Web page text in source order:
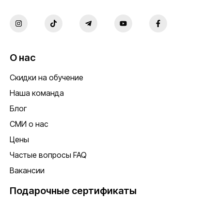
О нас
Скидки на обучение
Наша команда
Блог
СМИ о нас
Цены
Частые вопросы FAQ
Вакансии
Подарочные сертификаты